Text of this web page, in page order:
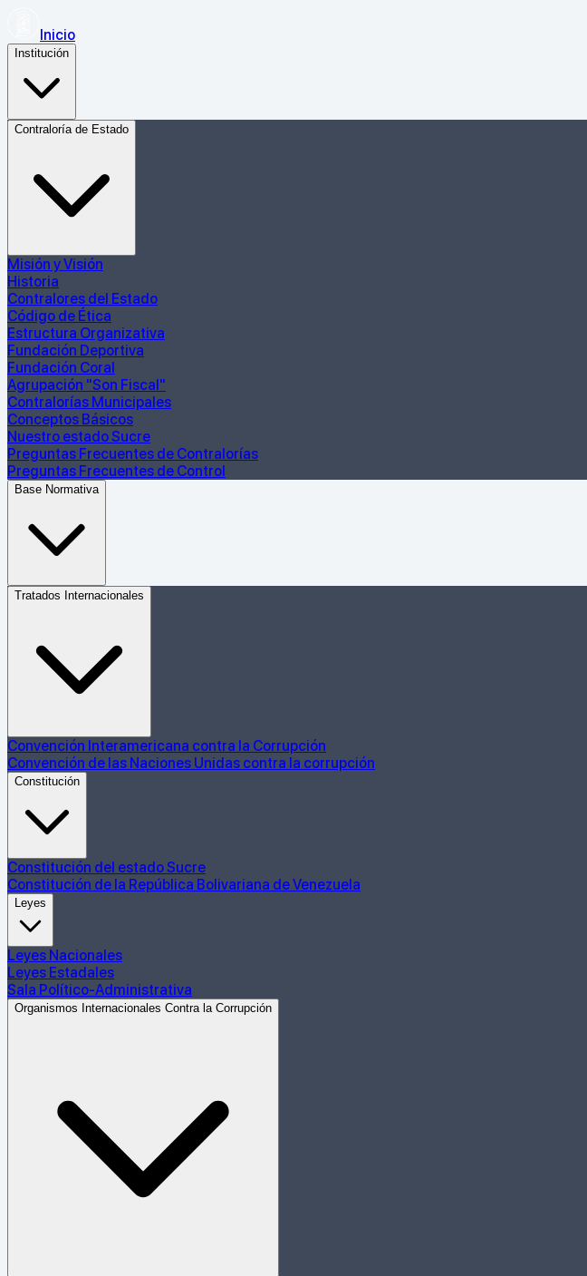
Inicio
Institución
Contraloría de Estado
Misión y Visión
Historia
Contralores del Estado
Código de Ética
Estructura Organizativa
Fundación Deportiva
Fundación Coral
Agrupación "Son Fiscal"
Contralorías Municipales
Conceptos Básicos
Nuestro estado Sucre
Preguntas Frecuentes de Contralorías
Preguntas Frecuentes de Control
Base Normativa
Tratados Internacionales
Convención Interamericana contra la Corrupción
Convención de las Naciones Unidas contra la corrupción
Constitución
Constitución del estado Sucre
Constitución de la República Bolivariana de Venezuela
Leyes
Leyes Nacionales
Leyes Estadales
Sala Político-Administrativa
Organismos Internacionales Contra la Corrupción